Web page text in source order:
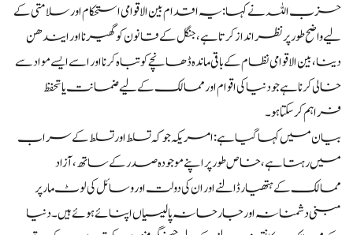
حزب اللہ نے کہا: یہ اقدام بین الاقوامی استحکام اور سلامتی کے
لیے واضح طور پر نظر انداز کرتا ہے، جنگل کے قانون کو گھیرنا اور ایندھن
دینا، بین الاقوامی نظام کے باقی ماندہ ڈھانچے کو تباہ کرنا اور اسے ایسے مواد سے
خالی کرنا ہے جو دنیا کی اقوام اور ممالک کے لیے ضمانت یا تحفظ
فراہم کر سکتا ہو۔
بیان میں کہا گیا ہے: امریکہ جو کہ تسلط اور تسلط کے سراب
میں رہتا ہے، خاص طور پر اپنے موجودہ صدر کے ساتھ، آزاد
ممالک کے ہتھیار ڈالنے اور ان کی دولت اور وسائل کی لوٹ مار پر
مبنی دشمنانہ اور جارحانہ پالیسیاں اپنائے ہوئے ہیں۔ دنیا